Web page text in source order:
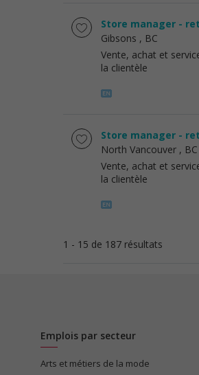
Store manager -
Gibsons , BC
Vente, achat et
la clientèle
Store manager -
North Vancouver , BC
Vente, achat et
la clientèle
1 - 15 de 187 résultats
Emplois par secteur
Arts et métiers de la mode